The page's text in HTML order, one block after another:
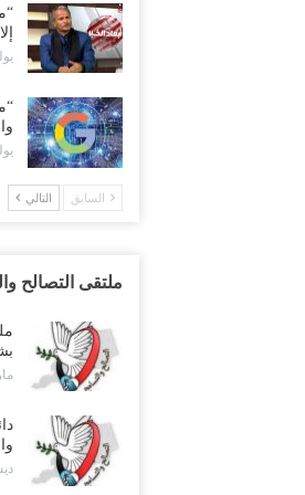
يوليو
يوليو
السابق التالي
ملتقى التصالح